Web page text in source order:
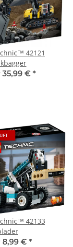
42121
35,99 € *
42133
8,99 € *